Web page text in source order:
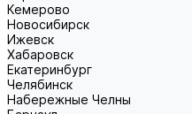
Кемерово
Новосибирск
Ижевск
Хабаровск
Екатеринбург
Челябинск
Набережные Челны